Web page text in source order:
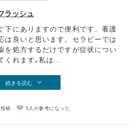
ラッシュ
下にありますので便利です。看護
は良いと思います。セラピーでは
を処方するだけですが症状につい
くれます｡私は...
続きを読む
稿 5人が参考になった